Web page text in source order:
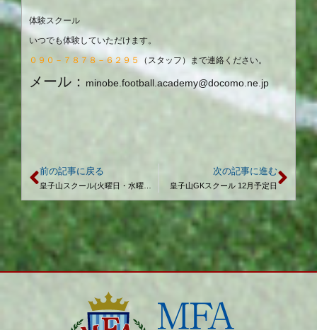
体験スクール
いつでも体験していただけます。
０９０－７８７８－６２９５
（スタッフ）まで連絡ください。
メール： minobe.football.academy@docomo.ne.jp
前の記事に戻る 次の記事に進む
皇子山GKスクール 12月予定日